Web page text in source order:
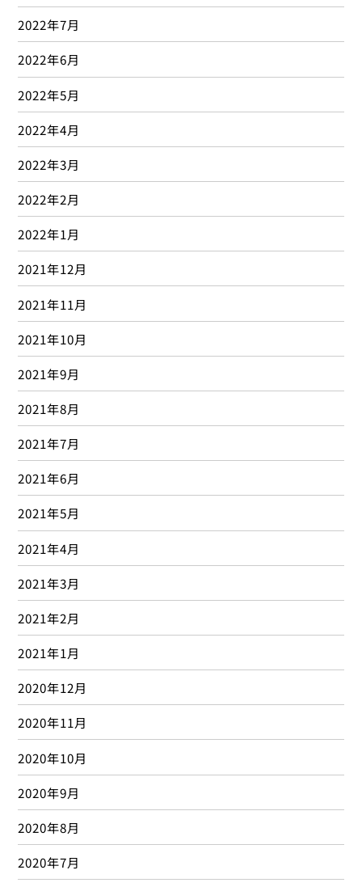
2022年7月
2022年6月
2022年5月
2022年4月
2022年3月
2022年2月
2022年1月
2021年12月
2021年11月
2021年10月
2021年9月
2021年8月
2021年7月
2021年6月
2021年5月
2021年4月
2021年3月
2021年2月
2021年1月
2020年12月
2020年11月
2020年10月
2020年9月
2020年8月
2020年7月